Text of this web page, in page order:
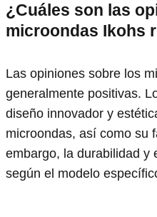
¿Cuáles son las
microondas Ikohs
Las opiniones sobre los
generalmente positivas.
diseño innovador y
microondas, así como su
embargo, la durabilidad y
según el modelo